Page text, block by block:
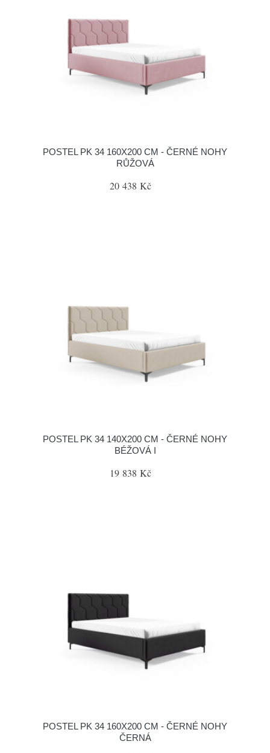
POSTEL PK 34 160X200 CM - ČERNÉ NOHY
RŮŽOVÁ
20 438 Kč
POSTEL PK 34 140X200 CM - ČERNÉ NOHY
BÉŽOVÁ I
19 838 Kč
POSTEL PK 34 160X200 CM - ČERNÉ NOHY
ČERNÁ